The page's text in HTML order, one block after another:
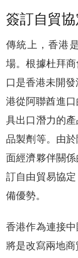
簽訂自貿
傳統上，香港
場。根據杜拜
口是香港未開
港從阿聯酋進
具出口潛力的
品製劑等。由
面經濟夥伴關
訂自由貿易協
備優勢。
香港作為連接
將是改寫兩地